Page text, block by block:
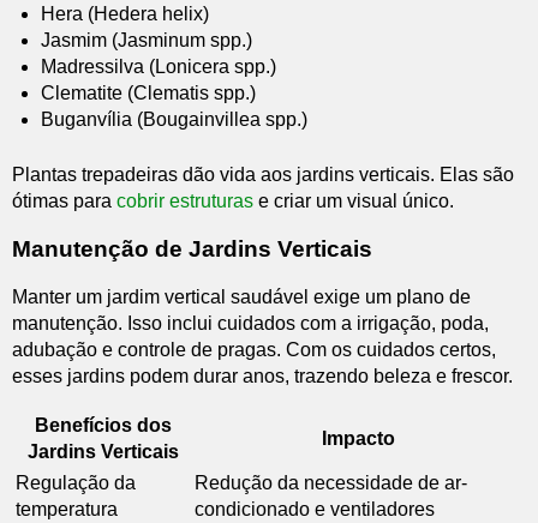
Hera (Hedera helix)
Jasmim (Jasminum spp.)
Madressilva (Lonicera spp.)
Clematite (Clematis spp.)
Buganvília (Bougainvillea spp.)
Plantas trepadeiras dão vida aos jardins verticais. Elas são
ótimas para cobrir estruturas e criar um visual único.
Manutenção de Jardins Verticais
Manter um jardim vertical saudável exige um plano de
manutenção. Isso inclui cuidados com a irrigação, poda,
adubação e controle de pragas. Com os cuidados certos,
esses jardins podem durar anos, trazendo beleza e frescor.
Benefícios dos
Jardins Verticais
Impacto
Regulação da
temperatura
Redução da necessidade de ar-
condicionado e ventiladores